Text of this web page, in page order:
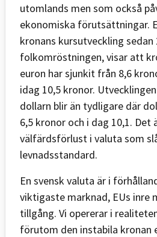
utomlands men som också
ekonomiska förutsättningar.
kronans kursutveckling
folkomröstningen, visar att
euron har sjunkit från 8,6
idag 10,5 kronor.
dollarn blir än tydligare där
6,5 kronor och i dag 10,1. Det
välfärdsförlust i valuta som
levnadsstandard.
En svensk valuta är i
viktigaste marknad, EUs inre
tillgång. Vi opererar i
förutom den instabila kronan